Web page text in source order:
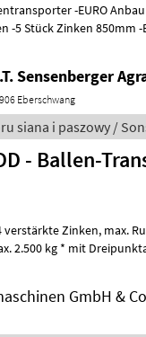
-EURO
-5 Stück Zinken 850mm -
Sensenberger
Eberschwang
siana i paszowy /
- Ballen-
GmbH &